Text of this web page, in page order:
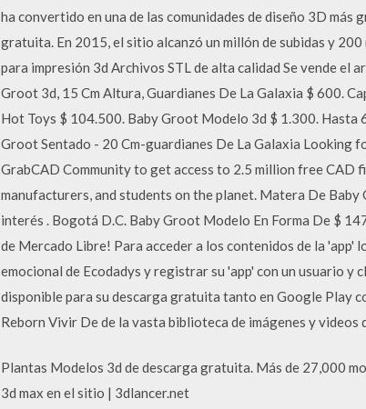
ha convertido en una de las comunidades de diseño 3D
gratuita. En 2015, el sitio alcanzó un millón de subidas y
para impresión 3d Archivos STL de alta calidad Se vende el
Groot 3d, 15 Cm Altura, Guardianes De La Galaxia $ 600.
Hot Toys $ 104.500. Baby Groot Modelo 3d $ 1.300. Hasta
Groot Sentado - 20 Cm-guardianes De La Galaxia Looking
GrabCAD Community to get access to 2.5 million free
manufacturers, and students on the planet. Matera De
interés . Bogotá D.C. Baby Groot Modelo En Forma De $
de Mercado Libre! Para acceder a los contenidos de la
emocional de Ecodadys y registrar su 'app' con un usuario
disponible para su descarga gratuita tanto en Google Play
Reborn Vivir De de la vasta biblioteca de imágenes y videos
Plantas Modelos 3d de descarga gratuita. Más de 27,000
3d max en el sitio | 3dlancer.net